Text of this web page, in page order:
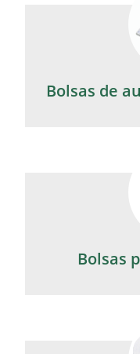
Bolsas de
Bolsas